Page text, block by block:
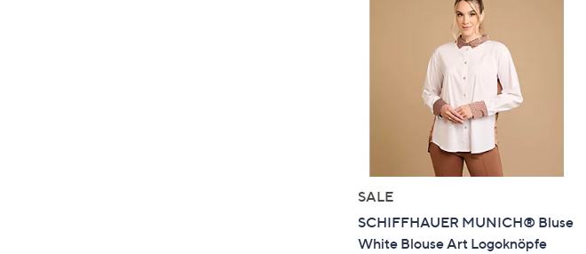
SALE
SCHIFFHAUER MUNICH® Bluse
White Blouse Art Logoknöpfe